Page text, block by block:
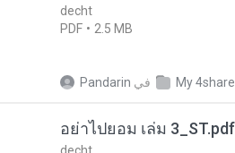
decht
PDF
2.5 MB
Pandarin في My
อย่าไปยอม เล่ม 3_ST.pdf